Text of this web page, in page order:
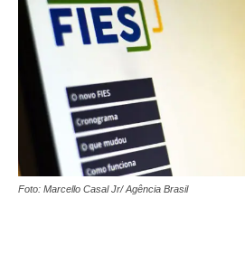
Foto: Marcello Casal Jr/ Agência Brasil